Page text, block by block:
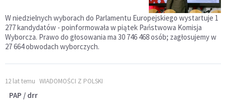
W niedzielnych wyborach do Parlamentu Europejskiego wystartuje 1
277 kandydatów - poinformowała w piątek Państwowa Komisja
Wyborcza. Prawo do głosowania ma 30 746 468 osób; zagłosujemy w
27 664 obwodach wyborczych.
12 lat temu WIADOMOŚCI Z POLSKI
PAP / drr